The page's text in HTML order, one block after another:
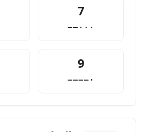
7
−−···
9
−−−−·